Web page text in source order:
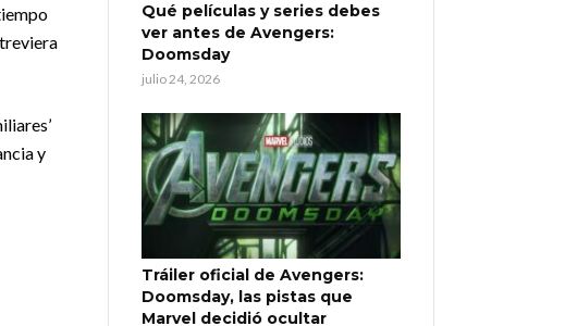
y
Qué películas y series debes
ver antes de Avengers:
Doomsday
julio 24, 2026
Tráiler oficial de Avengers:
Doomsday, las pistas que
Marvel decidió ocultar